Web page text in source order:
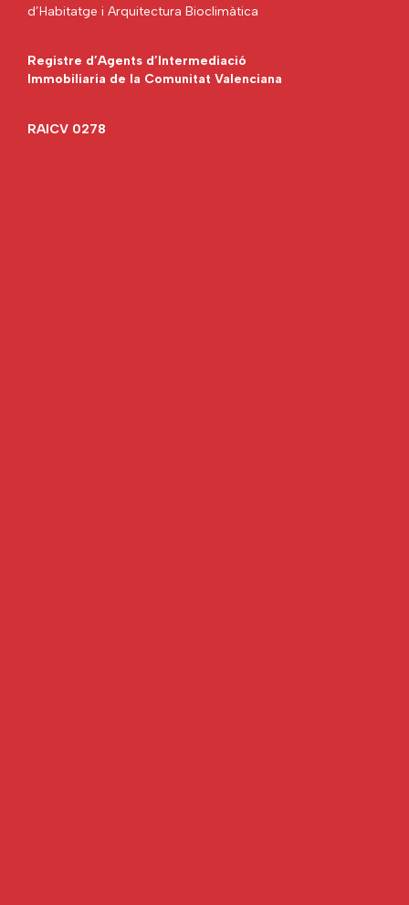
d’Habitatge i Arquitectura Bioclimàtica
Registre d’Agents d’Intermediació
Immobiliaria de la Comunitat Valenciana
RAICV 0278